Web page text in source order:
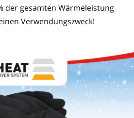
der gesamten Wärmeleistung
Verwendungszweck!